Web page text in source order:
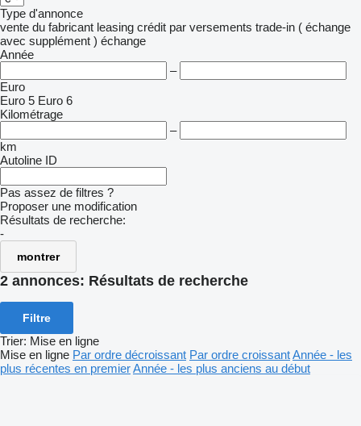
Type d'annonce
vente du fabricant leasing crédit par versements trade-in ( échange
avec supplément ) échange
Année
–
Euro
Euro 5 Euro 6
Kilométrage
–
km
Autoline ID
Pas assez de filtres ?
Proposer une modification
Résultats de recherche:
-
montrer
2 annonces: Résultats de recherche
Filtre
Trier: Mise en ligne
Mise en ligne Par ordre décroissant Par ordre croissantAnnée - les
plus récentes en premierAnnée - les plus anciens au début